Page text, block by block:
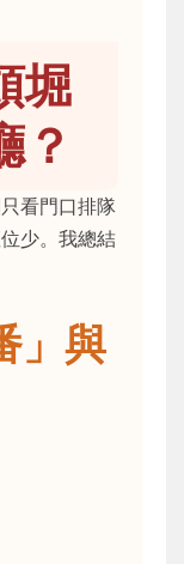
堀
？
看門口排隊
少。我總結
」與